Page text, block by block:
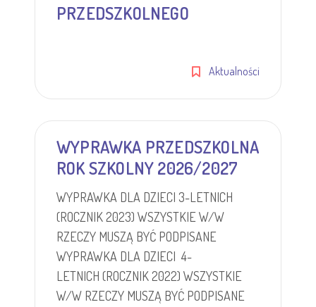
PRZEDSZKOLNEGO
Aktualności
WYPRAWKA PRZEDSZKOLNA
ROK SZKOLNY 2026/2027
WYPRAWKA DLA DZIECI 3-LETNICH
(ROCZNIK 2023) WSZYSTKIE W/W
RZECZY MUSZĄ BYĆ PODPISANE
WYPRAWKA DLA DZIECI 4-
LETNICH (ROCZNIK 2022) WSZYSTKIE
W/W RZECZY MUSZĄ BYĆ PODPISANE